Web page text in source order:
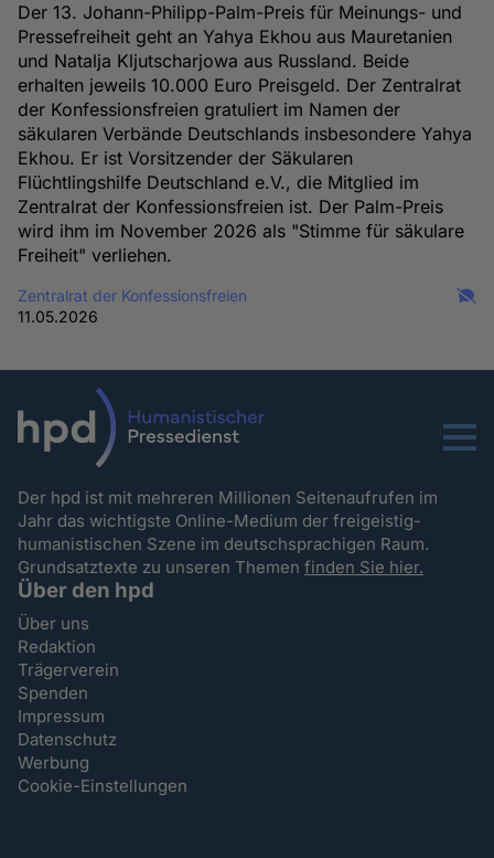
Der 13. Johann-Philipp-Palm-Preis für Meinungs- und
Pressefreiheit geht an Yahya Ekhou aus Mauretanien
und Natalja Kljutscharjowa aus Russland. Beide
erhalten jeweils 10.000 Euro Preisgeld. Der Zentralrat
der Konfessionsfreien gratuliert im Namen der
säkularen Verbände Deutschlands insbesondere Yahya
Ekhou. Er ist Vorsitzender der Säkularen
Flüchtlingshilfe Deutschland e.V., die Mitglied im
Zentralrat der Konfessionsfreien ist. Der Palm-Preis
wird ihm im November 2026 als "Stimme für säkulare
Freiheit" verliehen.
Zentralrat der Konfessionsfreien
11.05.2026
Menu
Der hpd ist mit mehreren Millionen Seitenaufrufen im
Jahr das wichtigste Online-Medium der freigeistig-
humanistischen Szene im deutschsprachigen Raum.
Grundsatztexte zu unseren Themenfinden Sie hier.
Über den hpd
Über uns
Redaktion
Trägerverein
Spenden
Impressum
Datenschutz
Werbung
Cookie-Einstellungen